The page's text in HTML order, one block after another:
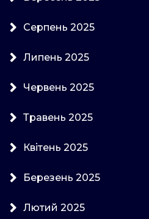
Серпень 2025
Липень 2025
Червень 2025
Травень 2025
Квітень 2025
Березень 2025
Лютий 2025